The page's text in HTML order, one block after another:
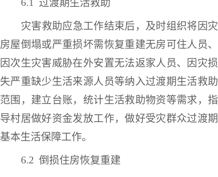
6.1 过渡期生活救助
灾害救助应急工作结束后，及时组织将因灾
房屋倒塌或严重损坏需恢复重建无房可住人员、
因次生灾害威胁在外安置无法返家人员、因灾损
失严重缺少生活来源人员等纳入过渡期生活救助
范围 ， 建立台账，统计生活救助物资等需求，指
导村居做好资金发放工作，做好受灾群众过渡期
基本生活保障工作。
6.2 倒损住房恢复重建